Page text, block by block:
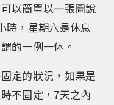
以簡單以一張圖說
時，星期六是休息
的一例一休。
定的狀況，如果是
不固定，7天之內